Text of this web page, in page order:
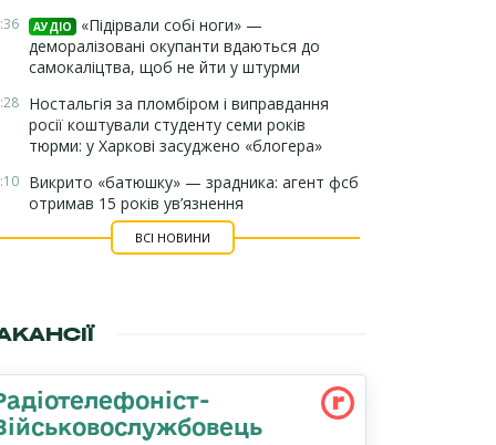
АУДІО
«Підірвали собі ноги» —
деморалізовані окупанти вдаються до
самокаліцтва, щоб не йти у штурми
Ностальгія за пломбіром і виправдання
росії коштували студенту семи років
тюрми: у Харкові засуджено «блогера»
Викрито «батюшку» — зрадника: агент фсб
отримав 15 років ув’язнення
ВСІ НОВИНИ